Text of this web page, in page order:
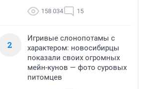
158 034 15
2
Игривые слонопотамы с
характером: новосибирцы
показали своих огромных
мейн-кунов — фото суровых
питомцев